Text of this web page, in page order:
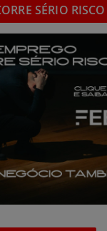
SÉRIO RISCO